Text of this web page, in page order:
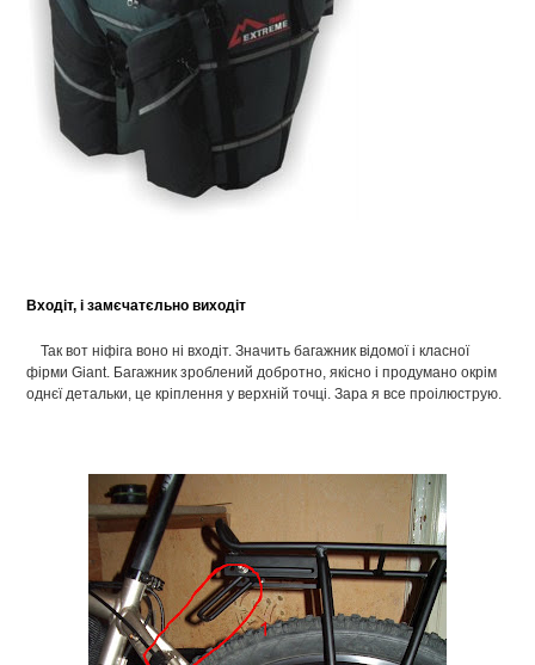
Входіт, і замєчатєльно виходіт
Так вот ніфіга воно ні входіт. Значить багажник відомої і класної
фірми Giant. Багажник зроблений добротно, якісно і продумано окрім
однєї детальки, це кріплення у верхній точці. Зара я все проілюструю.